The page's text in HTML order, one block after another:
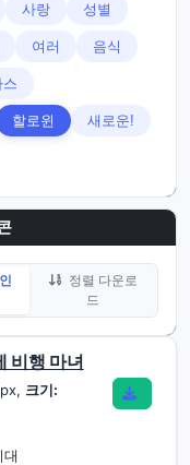
사랑 성별
여러 음식
스
할로윈 새로운!
정렬 다운로
드
비행 마녀
크기: